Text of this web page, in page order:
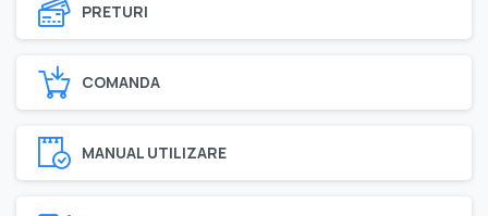
PRETURI
COMANDA
MANUAL UTILIZARE